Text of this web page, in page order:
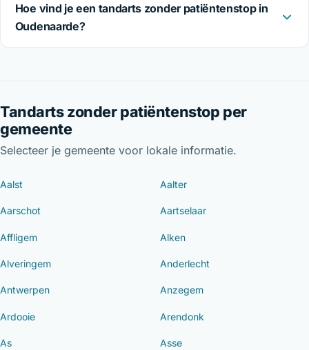
Hoe vind je een tandarts zonder patiëntenstop in
Oudenaarde?
Tandarts zonder patiëntenstop per
gemeente
Selecteer je gemeente voor lokale informatie.
Aalst Aalter
Aarschot Aartselaar
Affligem Alken
Alveringem Anderlecht
Antwerpen Anzegem
Ardooie Arendonk
As Asse